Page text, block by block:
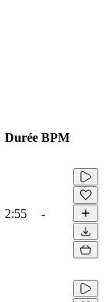
Durée BPM
2:55 -